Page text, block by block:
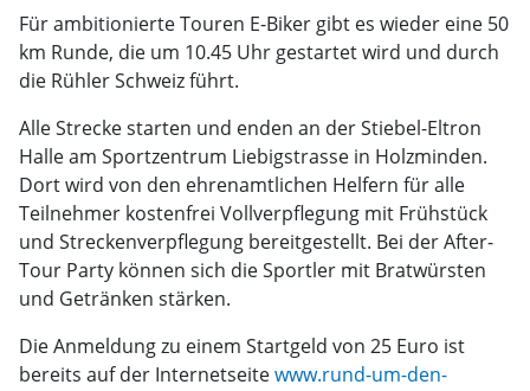
Für ambitionierte Touren E-Biker gibt es wieder eine 50
km Runde, die um 10.45 Uhr gestartet wird und durch
die Rühler Schweiz führt.
Alle Strecke starten und enden an der Stiebel-Eltron
Halle am Sportzentrum Liebigstrasse in Holzminden.
Dort wird von den ehrenamtlichen Helfern für alle
Teilnehmer kostenfrei Vollverpflegung mit Frühstück
und Streckenverpflegung bereitgestellt. Bei der After-
Tour Party können sich die Sportler mit Bratwürsten
und Getränken stärken.
Die Anmeldung zu einem Startgeld von 25 Euro ist
bereits auf der Internetseitewww.rund-um-den-